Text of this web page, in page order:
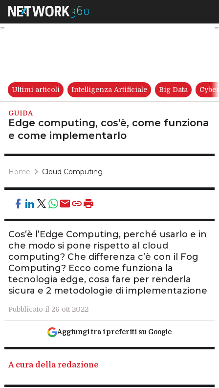
Edge computing, cos’è,
Ultimi articoli Intelligenza Artificiale Big Data
GUIDA
Edge computing, cos’è, come funziona
e come implementarlo
Home Cloud Computing
Cos’è l’Edge Computing, perché usarlo e in
che modo si pone rispetto al cloud
computing? Che differenza c’è con il Fog
Computing? Ecco come funziona la
tecnologia edge, cosa fare per renderla
sicura e 2 metodologie di implementazione
Pubblicato il 26 ott 2022
Aggiungi tra i preferiti su Google
A cura della redazione